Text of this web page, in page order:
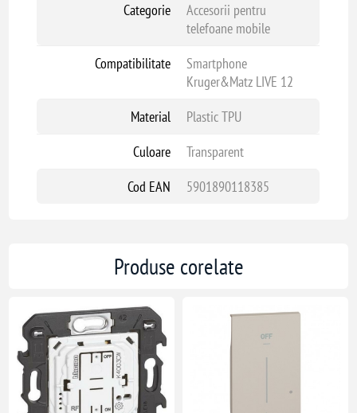
Categorie
Accesorii pentru
telefoane mobile
Compatibilitate
Smartphone
Kruger&Matz LIVE 12
Material
Plastic TPU
Culoare
Transparent
Cod EAN
5901890118385
Produse corelate